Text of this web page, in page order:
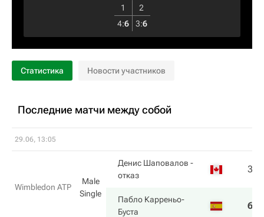
1
2
4:6 3:6
Статистика Новости участников
Последние матчи между собой
29.06, 13:05
Wimbledon ATP
Male
Single
Денис Шаповалов -
отказ
3
Пабло Карреньо-
Буста
6